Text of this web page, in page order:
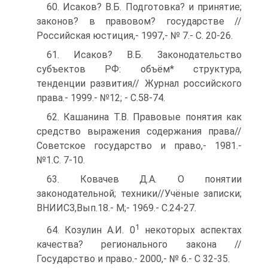
60. Исаков? В.Б. Подготовка? и принятие;
законов? в правовом? государстве //
Российская юстиция,- 1997,- № 7.- С. 20-26.
61. Исаков? В.Б. Законодательство
субъектов РФ: объём* структура,
тенденции развития// Журнал российского
права.- 1999.- №12; - С.58-74.
62. Кашанина Т.В. Правовые понятия как
средство выражения содержания права//
Советское государство и право,- 1981.-
№1.С. 7-10.
63. Ковачев Д.А. О понятии
законодательной; техники//Учёные записки;
ВНИИСЗ,Вып.18.- M;- 1969.- С.24-27.
64. Козулин А.И. 01
некоторых аспектах
качества? регионального закона //
Государство и право.- 2000,- № 6.- C 32-35.